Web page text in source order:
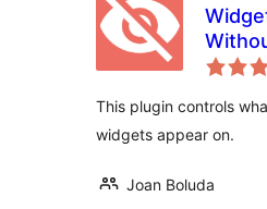
This plugin controls
widgets appear on.
Joan Boluda